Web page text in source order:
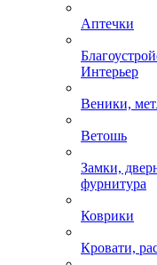
Аптечки
Интерьер
Веники,
Ветошь
Замки,
фурнитура
Коврики
Кровати,